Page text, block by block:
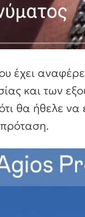
έχει
και των
θα ήθελε να